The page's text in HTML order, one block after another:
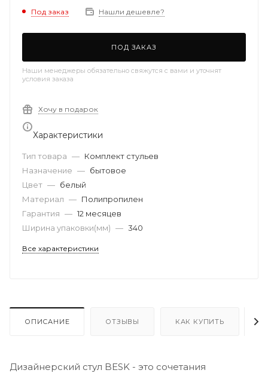
Под заказ Нашли дешевле?
ПОД ЗАКАЗ
Наши менеджеры обязательно свяжутся с вами и уточнят
условия заказа
Хочу в подарок
Характеристики
Тип товара — Комплект стульев
Назначение — бытовое
Цвет — белый
Материал — Полипропилен
Гарантия — 12 месяцев
Ширина упаковки(мм) — 340
Все характеристики
ОПИСАНИЕ ОТЗЫВЫ КАК КУПИТЬ
Дизайнерский стул BESK - это сочетания